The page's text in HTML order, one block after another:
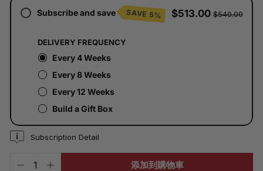
於
Subscribe and save SAVE 5% $513.00 $540.00
DELIVERY FREQUENCY
Every 4 Weeks
Every 8 Weeks
Every 12 Weeks
Build a Gift Box
Subscription Detail
添加到購物車